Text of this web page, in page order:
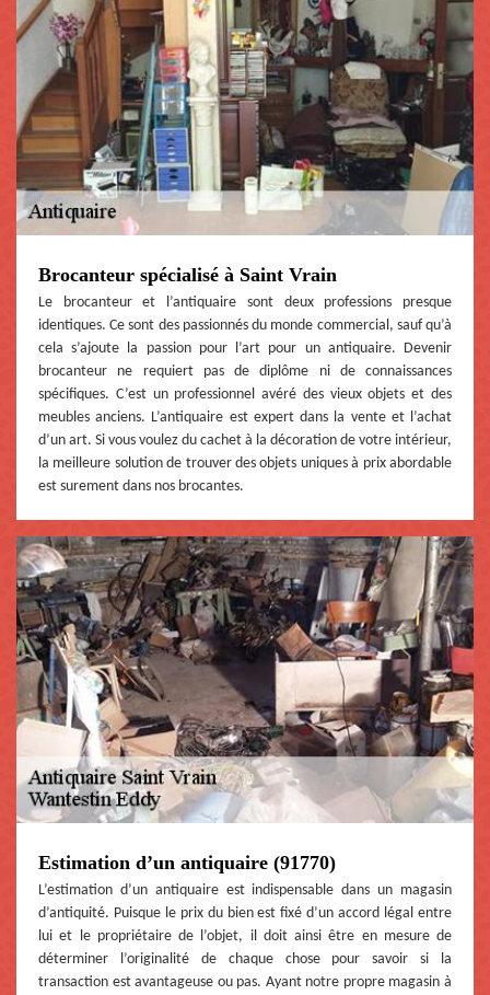
Brocanteur spécialisé à Saint Vrain
Le brocanteur et l’antiquaire sont deux professions presque
identiques. Ce sont des passionnés du monde commercial, sauf qu’à
cela s’ajoute la passion pour l’art pour un antiquaire. Devenir
brocanteur ne requiert pas de diplôme ni de connaissances
spécifiques. C’est un professionnel avéré des vieux objets et des
meubles anciens. L’antiquaire est expert dans la vente et l’achat
d’un art. Si vous voulez du cachet à la décoration de votre intérieur,
la meilleure solution de trouver des objets uniques à prix abordable
est surement dans nos brocantes.
Estimation d’un antiquaire (91770)
L’estimation d’un antiquaire est indispensable dans un magasin
d’antiquité. Puisque le prix du bien est fixé d’un accord légal entre
lui et le propriétaire de l’objet, il doit ainsi être en mesure de
déterminer l’originalité de chaque chose pour savoir si la
transaction est avantageuse ou pas. Ayant notre propre magasin à